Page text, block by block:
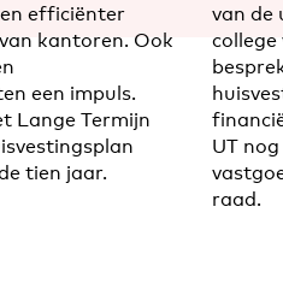
efficiënter
kantoren. Ook
een impuls.
Lange Termijn
tien jaar.
van de
college
UT
raad.